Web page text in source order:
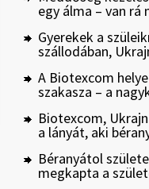
egy álma – van rá
Gyerekek a
szállodában,
A Biotexcom
szakasza – a
Biotexcom,
a lányát, aki
Béranyátol
megkapta a